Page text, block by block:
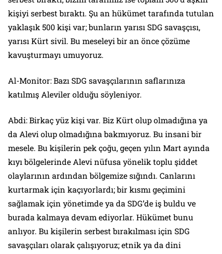
kişiyi serbest bıraktı. Şu an hükümet tarafında tutulan
yaklaşık 500 kişi var; bunların yarısı SDG savaşçısı,
yarısı Kürt sivil. Bu meseleyi bir an önce çözüme
kavuşturmayı umuyoruz.
Al-Monitor: Bazı SDG savaşçılarının saflarınıza
katılmış Aleviler olduğu söyleniyor.
Abdi: Birkaç yüz kişi var. Biz Kürt olup olmadığına ya
da Alevi olup olmadığına bakmıyoruz. Bu insani bir
mesele. Bu kişilerin pek çoğu, geçen yılın Mart ayında
kıyı bölgelerinde Alevi nüfusa yönelik toplu şiddet
olaylarının ardından bölgemize sığındı. Canlarını
kurtarmak için kaçıyorlardı; bir kısmı geçimini
sağlamak için yönetimde ya da SDG’de iş buldu ve
burada kalmaya devam ediyorlar. Hükümet bunu
anlıyor. Bu kişilerin serbest bırakılması için SDG
savaşçıları olarak çalışıyoruz; etnik ya da dini